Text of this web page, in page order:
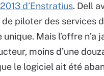
d’Enstratius. Dell
piloter des services
Mais l’offre
moins d’une
le logiciel ait été